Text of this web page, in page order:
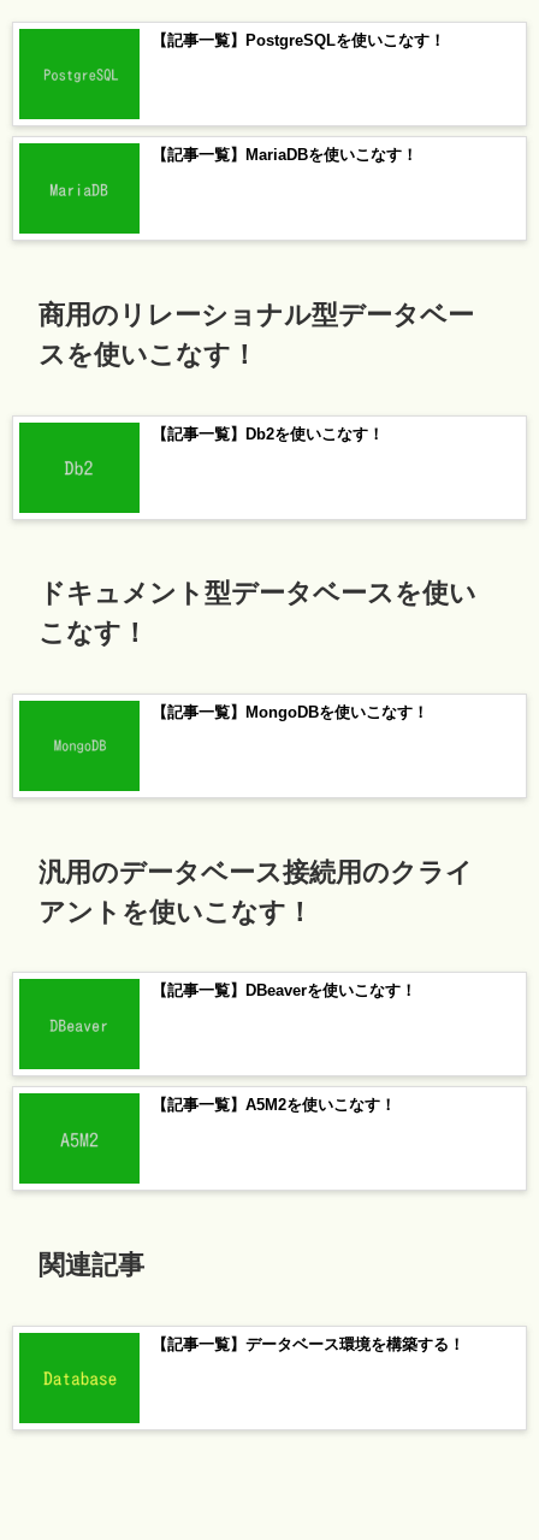
【記事一覧】PostgreSQLを使いこなす！
【記事一覧】MariaDBを使いこなす！
商用のリレーショナル型データベー
スを使いこなす！
【記事一覧】Db2を使いこなす！
ドキュメント型データベースを使い
こなす！
【記事一覧】MongoDBを使いこなす！
汎用のデータベース接続用のクライ
アントを使いこなす！
【記事一覧】DBeaverを使いこなす！
【記事一覧】A5M2を使いこなす！
関連記事
【記事一覧】データベース環境を構築する！